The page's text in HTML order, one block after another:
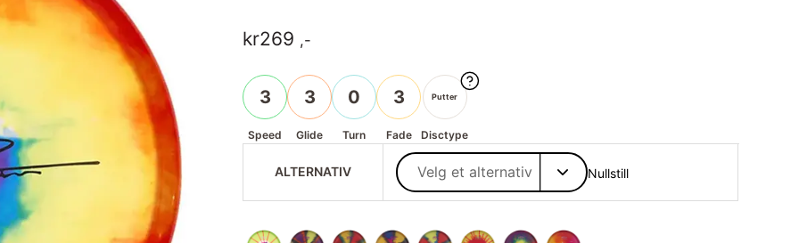
kr269 ,-
3
Speed
3
Glide
0
Turn
3
Fade
Putter
Disctype
ALTERNATIV Nullstill